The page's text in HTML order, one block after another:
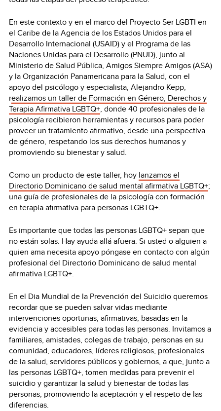
En este contexto y en el marco del Proyecto Ser LGBTI en
el Caribe de la Agencia de los Estados Unidos para el
Desarrollo Internacional (USAID) y el Programa de las
Naciones Unidas para el Desarrollo (PNUD), junto al
Ministerio de Salud Pública, Amigos Siempre Amigos (ASA)
y la Organización Panamericana para la Salud, con el
apoyo del psicólogo y especialista, Alejandro Kepp,
realizamos un taller de Formación en Género, Derechos y
Terapia Afirmativa LGBTQ+, donde 40 profesionales de la
psicología recibieron herramientas y recursos para poder
proveer un tratamiento afirmativo, desde una perspectiva
de género, respetando los sus derechos humanos y
promoviendo su bienestar y salud.
Como un producto de este taller, hoy lanzamos el
Directorio Dominicano de salud mental afirmativa LGBTQ+;
una guía de profesionales de la psicología con formación
en terapia afirmativa para personas LGBTQ+.
Es importante que todas las personas LGBTQ+ sepan que
no están solas. Hay ayuda allá afuera. Si usted o alguien a
quien ama necesita apoyo póngase en contacto con algún
profesional del Directorio Dominicano de salud mental
afirmativa LGBTQ+.
En el Dia Mundial de la Prevención del Suicidio queremos
recordar que se pueden salvar vidas mediante
intervenciones oportunas, afirmativas, basadas en la
evidencia y accesibles para todas las personas. Invitamos a
familiares, amistades, colegas de trabajo, personas en su
comunidad, educadores, líderes religiosos, profesionales
de la salud, servidores públicos y gobiernos, a que, junto a
las personas LGBTQ+, tomen medidas para prevenir el
suicidio y garantizar la salud y bienestar de todas las
personas, promoviendo la aceptación y el respeto de las
diferencias.